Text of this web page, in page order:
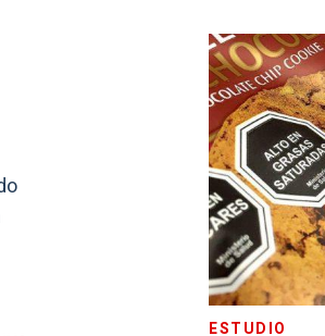
ESTUDIO